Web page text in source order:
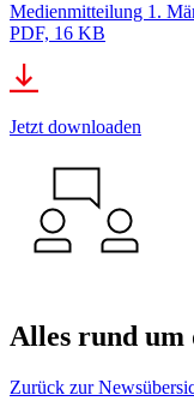
Medienmitteilung 1.
PDF, 16 KB
Jetzt downloaden
Alles rund
Zurück zur